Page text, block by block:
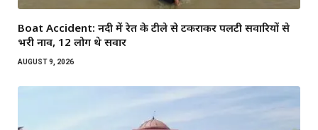
Boat Accident: नदी में रेत के टीले से टकराकर पलटी सवारियों से
भरी नाव, 12 लोग थे सवार
AUGUST 9, 2026